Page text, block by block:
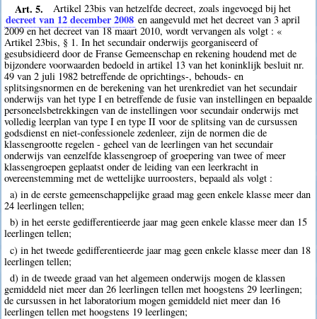
Art. 5. Artikel 23bis van hetzelfde decreet, zoals ingevoegd bij het
decreet van 12 december 2008 en aangevuld met het decreet van 3 april
2009 en het decreet van 18 maart 2010, wordt vervangen als volgt : «
Artikel 23bis, § 1. In het secundair onderwijs georganiseerd of
gesubsidieerd door de Franse Gemeenschap en rekening houdend met de
bijzondere voorwaarden bedoeld in artikel 13 van het koninklijk besluit nr.
49 van 2 juli 1982 betreffende de oprichtings-, behouds- en
splitsingsnormen en de berekening van het urenkrediet van het secundair
onderwijs van het type I en betreffende de fusie van instellingen en bepaalde
personeelsbetrekkingen van de instellingen voor secundair onderwijs met
volledig leerplan van type I en type II voor de splitsing van de cursussen
godsdienst en niet-confessionele zedenleer, zijn de normen die de
klassengrootte regelen - geheel van de leerlingen van het secundair
onderwijs van eenzelfde klassengroep of groepering van twee of meer
klassengroepen geplaatst onder de leiding van een leerkracht in
overeenstemming met de wettelijke uurroosters, bepaald als volgt :
a) in de eerste gemeenschappelijke graad mag geen enkele klasse meer dan
24 leerlingen tellen;
b) in het eerste gedifferentieerde jaar mag geen enkele klasse meer dan 15
leerlingen tellen;
c) in het tweede gedifferentieerde jaar mag geen enkele klasse meer dan 18
leerlingen tellen;
d) in de tweede graad van het algemeen onderwijs mogen de klassen
gemiddeld niet meer dan 26 leerlingen tellen met hoogstens 29 leerlingen;
de cursussen in het laboratorium mogen gemiddeld niet meer dan 16
leerlingen tellen met hoogstens 19 leerlingen;